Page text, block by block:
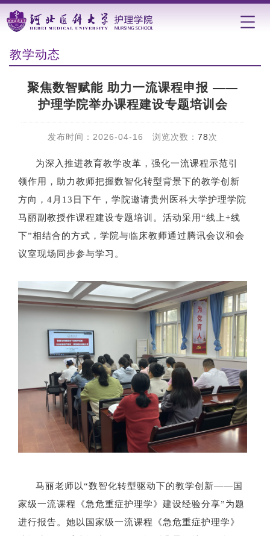
教学动态
聚焦数智赋能 助力一流课程申报 ——
护理学院举办课程建设专题培训会
发布时间：2026-04-16 浏览次数： 78次
为深入推进教育教学改革，强化一流课程示范引
领作用，助力教师把握数智化转型背景下的教学创新
方向， 4 月 13 日下午，学院邀请贵州医科大学护理学院
马丽副教授作课程建设专题培训。活动采用“线上+线
下”相结合的方式，学院与临床教师通过腾讯会议和会
议室现场同步参与学习。
马丽老师以“数智化转型驱动下的教学创新——国
家级一流课程《急危重症护理学》建设经验分享”为题
进行报告。她以国家级一流课程《急危重症护理学》